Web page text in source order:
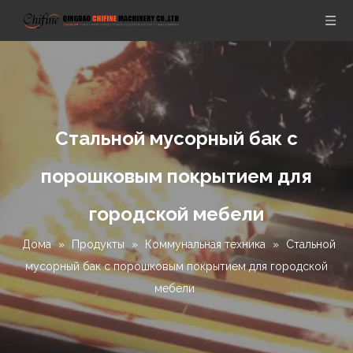
Стальной мусорный бак с
порошковым покрытием для
городской мебели
Дома » Продукты » Коммунальная техника »
Стальной
мусорный бак с порошковым покрытием для городской
мебели